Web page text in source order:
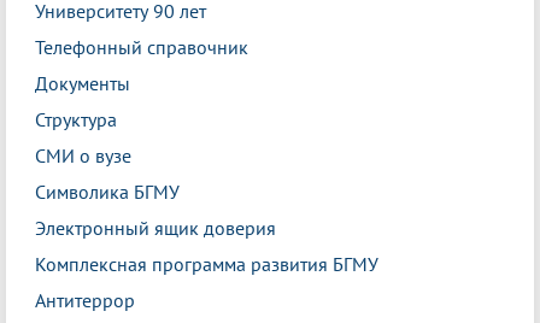
Университету 90 лет
Телефонный справочник
Документы
Структура
СМИ о вузе
Символика БГМУ
Электронный ящик доверия
Комплексная программа развития БГМУ
Антитеррор